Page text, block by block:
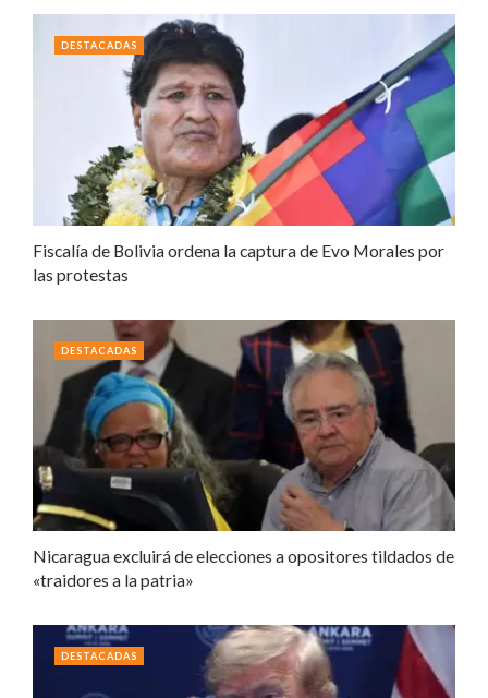
Fiscalía de Bolivia ordena la captura de Evo Morales por
las protestas
DESTACADAS
Nicaragua excluirá de elecciones a opositores tildados de
«traidores a la patria»
DESTACADAS
DESTACADAS